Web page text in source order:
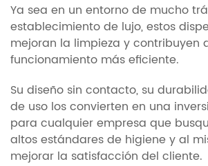
Ya sea en un entorno de mucho
establecimiento de lujo, estos
mejoran la limpieza y contribuyen
funcionamiento más eficiente.
Su diseño sin contacto, su
de uso los convierten en una
para cualquier empresa que
altos estándares de higiene y al
mejorar la satisfacción del cliente.